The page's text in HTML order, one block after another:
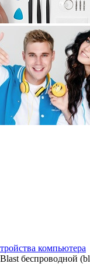
компьютера
беспроводной